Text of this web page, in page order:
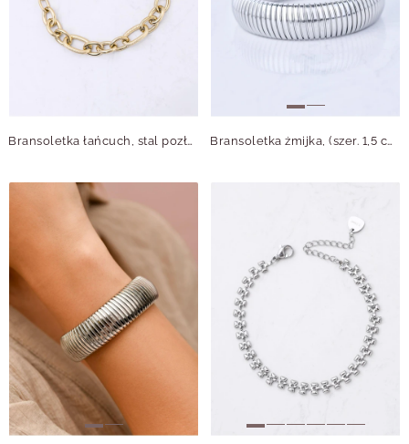
Bransoletka łańcuch, stal pozłacana S112332Z00 Bransoletka żmijka, (szer. 1,5 cm) stal S109805S00